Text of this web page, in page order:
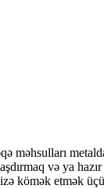
və ya
etmək